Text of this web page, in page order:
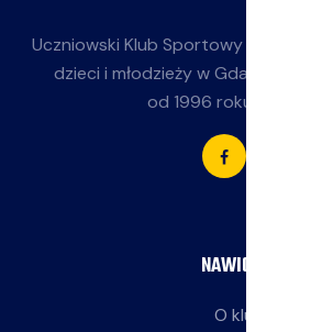
Uczniowski Klub Sportowy
dzieci i młodzieży w Gdańsku-
od 1996 roku przy SP
NAWIGACJA
O klubie